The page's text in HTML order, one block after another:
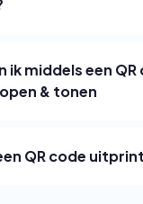
ik middels een QR
& tonen
QR code